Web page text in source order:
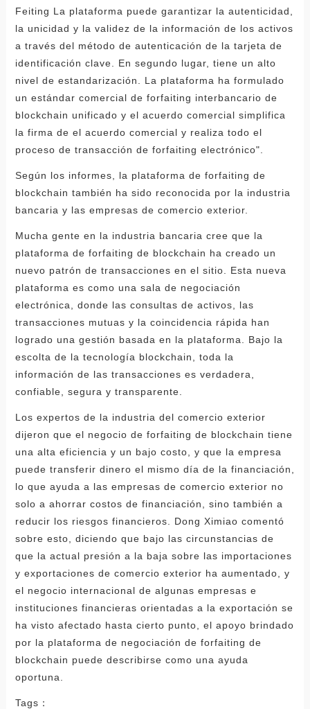
Feiting La plataforma puede garantizar la autenticidad,
la unicidad y la validez de la información de los activos
a través del método de autenticación de la tarjeta de
identificación clave. En segundo lugar, tiene un alto
nivel de estandarización. La plataforma ha formulado
un estándar comercial de forfaiting interbancario de
blockchain unificado y el acuerdo comercial simplifica
la firma de el acuerdo comercial y realiza todo el
proceso de transacción de forfaiting electrónico".
Según los informes, la plataforma de forfaiting de
blockchain también ha sido reconocida por la industria
bancaria y las empresas de comercio exterior.
Mucha gente en la industria bancaria cree que la
plataforma de forfaiting de blockchain ha creado un
nuevo patrón de transacciones en el sitio. Esta nueva
plataforma es como una sala de negociación
electrónica, donde las consultas de activos, las
transacciones mutuas y la coincidencia rápida han
logrado una gestión basada en la plataforma. Bajo la
escolta de la tecnología blockchain, toda la
información de las transacciones es verdadera,
confiable, segura y transparente.
Los expertos de la industria del comercio exterior
dijeron que el negocio de forfaiting de blockchain tiene
una alta eficiencia y un bajo costo, y que la empresa
puede transferir dinero el mismo día de la financiación,
lo que ayuda a las empresas de comercio exterior no
solo a ahorrar costos de financiación, sino también a
reducir los riesgos financieros. Dong Ximiao comentó
sobre esto, diciendo que bajo las circunstancias de
que la actual presión a la baja sobre las importaciones
y exportaciones de comercio exterior ha aumentado, y
el negocio internacional de algunas empresas e
instituciones financieras orientadas a la exportación se
ha visto afectado hasta cierto punto, el apoyo brindado
por la plataforma de negociación de forfaiting de
blockchain puede describirse como una ayuda
oportuna.
Tags：